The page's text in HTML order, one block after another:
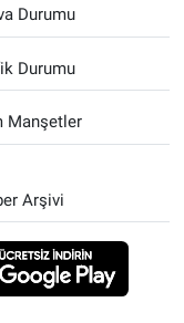
Durumu
Durumu
Manşetler
Arşivi